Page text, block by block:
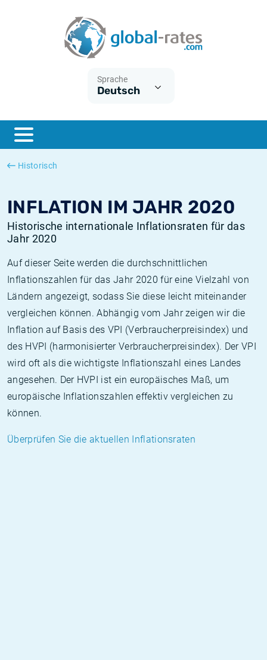
Sprache
Deutsch
Historisch
INFLATION IM JAHR 2020
Historische internationale Inflationsraten für das
Jahr 2020
Auf dieser Seite werden die durchschnittlichen
Inflationszahlen für das Jahr 2020 für eine Vielzahl von
Ländern angezeigt, sodass Sie diese leicht miteinander
vergleichen können. Abhängig vom Jahr zeigen wir die
Inflation auf Basis des VPI (Verbraucherpreisindex) und
des HVPI (harmonisierter Verbraucherpreisindex). Der VPI
wird oft als die wichtigste Inflationszahl eines Landes
angesehen. Der HVPI ist ein europäisches Maß, um
europäische Inflationszahlen effektiv vergleichen zu
können.
Überprüfen Sie die aktuellen Inflationsraten
ESTER
SONIA
Was ist die VPI-Inflation?
Was ist die HVPI-Inflation?
Deutsche inflation
Europäische inflation
Historische Euribor-Sätze
Historische ESTER-Sätze
Historische SOFR-Sätze
Historische SONIA-Sätze
Inflationsrechner